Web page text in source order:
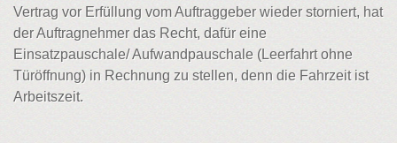
Vertrag vor Erfüllung vom Auftraggeber wieder storniert, hat
der Auftragnehmer das Recht, dafür eine
Einsatzpauschale/ Aufwandpauschale (Leerfahrt ohne
Türöffnung) in Rechnung zu stellen, denn die Fahrzeit ist
Arbeitszeit.